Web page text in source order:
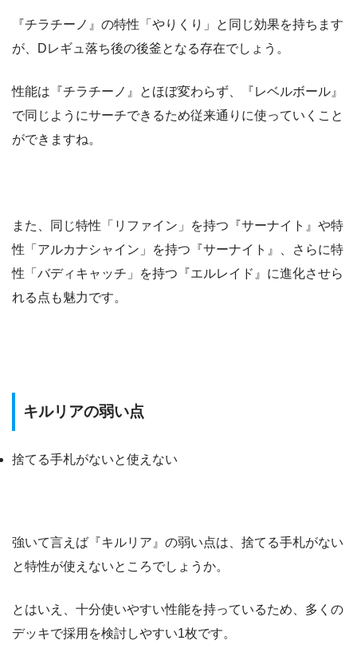
『チラチーノ』の特性「やりくり」と同じ効果を持ちます
が、Dレギュ落ち後の後釜となる存在でしょう。
性能は『チラチーノ』とほぼ変わらず、『レベルボール』
で同じようにサーチできるため従来通りに使っていくこと
ができますね。
また、同じ特性「リファイン」を持つ『サーナイト』や特
性「アルカナシャイン」を持つ『サーナイト』、さらに特
性「バディキャッチ」を持つ『エルレイド』に進化させら
れる点も魅力です。
キルリアの弱い点
捨てる手札がないと使えない
強いて言えば『キルリア』の弱い点は、捨てる手札がない
と特性が使えないところでしょうか。
とはいえ、十分使いやすい性能を持っているため、多くの
デッキで採用を検討しやすい1枚です。